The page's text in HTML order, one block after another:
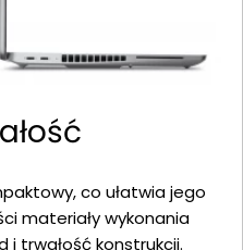
co ułatwia jego
materiały wykonania
i trwałość konstrukcji.